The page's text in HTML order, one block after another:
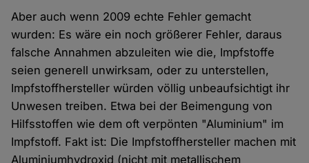
Aber auch wenn 2009 echte Fehler gemacht
wurden: Es wäre ein noch größerer Fehler, daraus
falsche Annahmen abzuleiten wie die, Impfstoffe
seien generell unwirksam, oder zu unterstellen,
Impfstoffhersteller würden völlig unbeaufsichtigt ihr
Unwesen treiben. Etwa bei der Beimengung von
Hilfsstoffen wie dem oft verpönten "Aluminium" im
Impfstoff. Fakt ist: Die Impfstoffhersteller machen mit
Aluminiumhydroxid (nicht mit metallischem